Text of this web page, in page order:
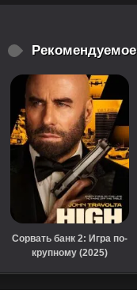
Рекомендуемое
Сорвать банк 2: Игра по-
крупному (2025)